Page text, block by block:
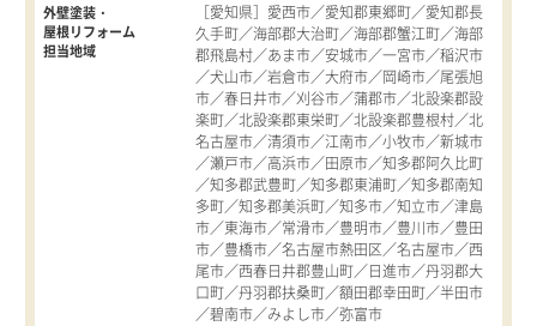
外壁塗装・
屋根リフォーム
担当地域
［愛知県］愛西市／愛知郡東郷町／愛知郡長
久手町／海部郡大治町／海部郡蟹江町／海部
郡飛島村／あま市／安城市／一宮市／稲沢市
／犬山市／岩倉市／大府市／岡崎市／尾張旭
市／春日井市／刈谷市／蒲郡市／北設楽郡設
楽町／北設楽郡東栄町／北設楽郡豊根村／北
名古屋市／清須市／江南市／小牧市／新城市
／瀬戸市／高浜市／田原市／知多郡阿久比町
／知多郡武豊町／知多郡東浦町／知多郡南知
多町／知多郡美浜町／知多市／知立市／津島
市／東海市／常滑市／豊明市／豊川市／豊田
市／豊橋市／名古屋市熱田区／名古屋市／西
尾市／西春日井郡豊山町／日進市／丹羽郡大
口町／丹羽郡扶桑町／額田郡幸田町／半田市
／碧南市／みよし市／弥富市